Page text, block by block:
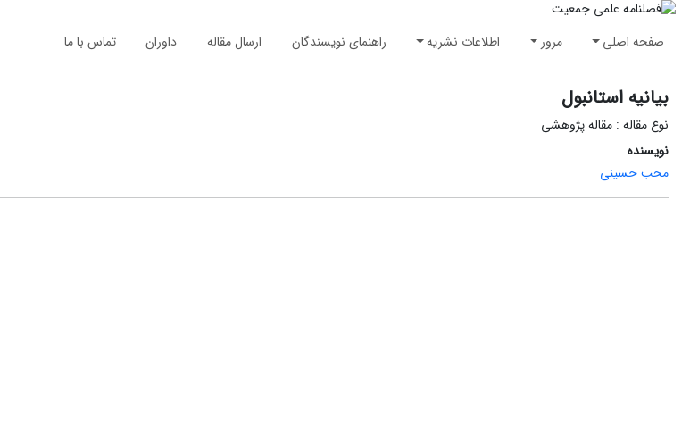
صفحه اصلی مرور اطلاعات نشریه راهنمای نویسندگان ارسال مقاله داوران تماس با ما
بیانیه استانبول
نوع مقاله : مقاله پژوهشی
نویسنده
محب حسینی